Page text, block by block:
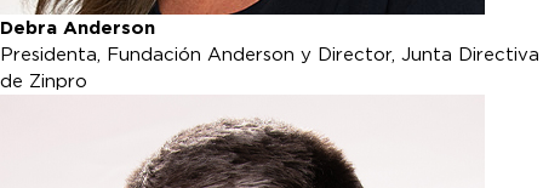
Debra Anderson
Presidenta, Fundación Anderson y Director, Junta Directiva
de Zinpro